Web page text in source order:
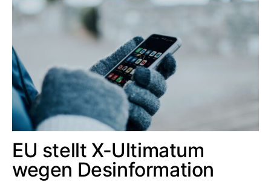
EU stellt X-Ultimatum
wegen Desinformation